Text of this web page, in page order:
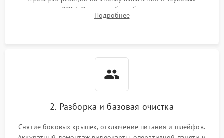
сигналов POST. Оценка работы блока питания для
локализации базовых неисправностей без полного разбора.
Подробнее
2. Разборка и базовая очистка
Снятие боковых крышек, отключение питания и шлейфов.